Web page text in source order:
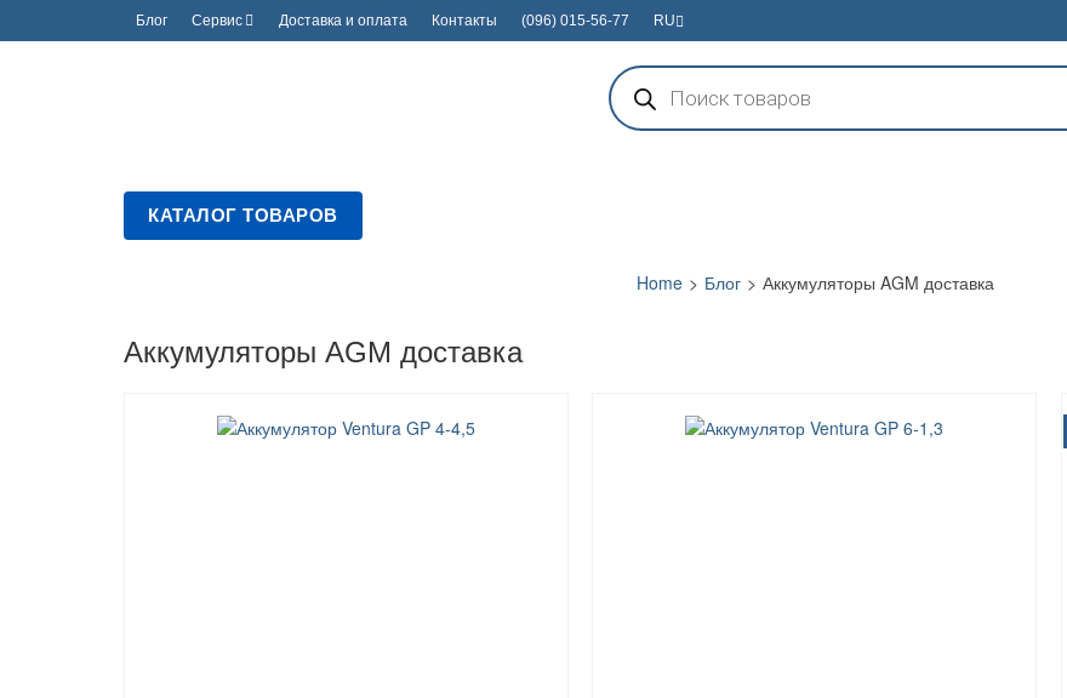
Блог Сервис Доставка и оплата Контакты (096) 015-56-77 RU
Поиск
товаров
КАТАЛОГ ТОВАРОВ
Home > Блог > Аккумуляторы AGM доставка
Аккумуляторы AGM доставка